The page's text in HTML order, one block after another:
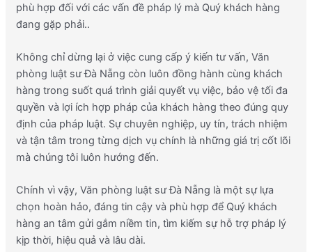
phù hợp đối với các vấn đề pháp lý mà Quý khách hàng
đang gặp phải..
Không chỉ dừng lại ở việc cung cấp ý kiến tư vấn, Văn
phòng luật sư Đà Nẵng còn luôn đồng hành cùng khách
hàng trong suốt quá trình giải quyết vụ việc, bảo vệ tối đa
quyền và lợi ích hợp pháp của khách hàng theo đúng quy
định của pháp luật. Sự chuyên nghiệp, uy tín, trách nhiệm
và tận tâm trong từng dịch vụ chính là những giá trị cốt lõi
mà chúng tôi luôn hướng đến.
Chính vì vậy, Văn phòng luật sư Đà Nẵng là một sự lựa
chọn hoàn hảo, đáng tin cậy và phù hợp để Quý khách
hàng an tâm gửi gắm niềm tin, tìm kiếm sự hỗ trợ pháp lý
kịp thời, hiệu quả và lâu dài.